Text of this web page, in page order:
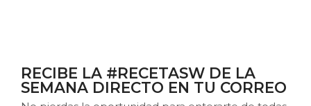
RECIBE LA #RECETASW DE LA
SEMANA DIRECTO EN TU CORREO